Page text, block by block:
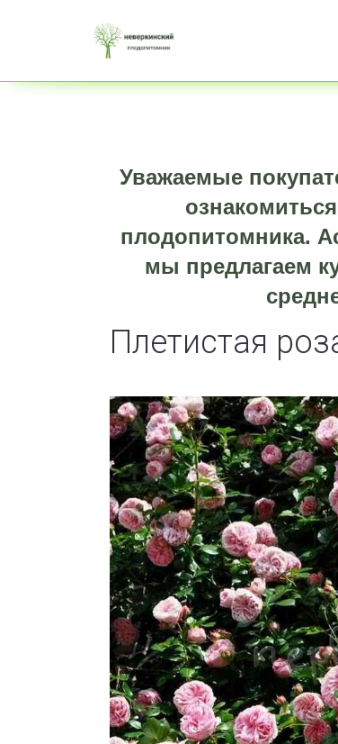
Уважаемые
плодопитомника.
мы предлагаем
Плетистая